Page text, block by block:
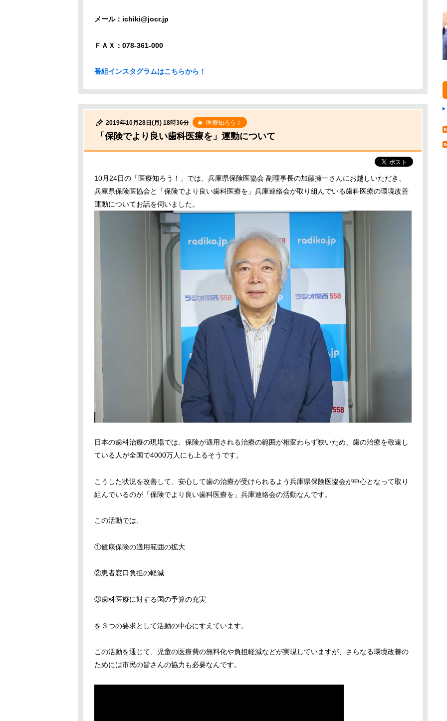
メール：ichiki@jocr.jp
ＦＡＸ：078-361-000
番組インスタグラムはこちらから！
2019年10月28日(月) 18時36分 医療知ろう！
「保険でより良い歯科医療を」運動について
10月24日の「医療知ろう！」では、兵庫県保険医協会 副理事長の加藤擁一さんにお越しいただき、
兵庫県保険医協会と「保険でより良い歯科医療を」兵庫連絡会が取り組んでいる歯科医療の環境改善
運動についてお話を伺いました。
日本の歯科治療の現場では、保険が適用される治療の範囲が相変わらず狭いため、歯の治療を敬遠し
ている人が全国で4000万人にも上るそうです。
こうした状況を改善して、安心して歯の治療が受けられるよう兵庫県保険医協会が中心となって取り
組んでいるのが「保険でより良い歯科医療を」兵庫連絡会の活動なんです。
この活動では、
①健康保険の適用範囲の拡大
②患者窓口負担の軽減
③歯科医療に対する国の予算の充実
を３つの要求として活動の中心にすえています。
この活動を通じて、児童の医療費の無料化や負担軽減などが実現していますが、さらなる環境改善の
ためには市民の皆さんの協力も必要なんです。